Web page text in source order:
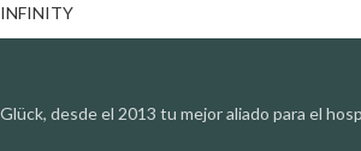
INFINITY
Glück, desde el 2013 tu mejor aliado para el